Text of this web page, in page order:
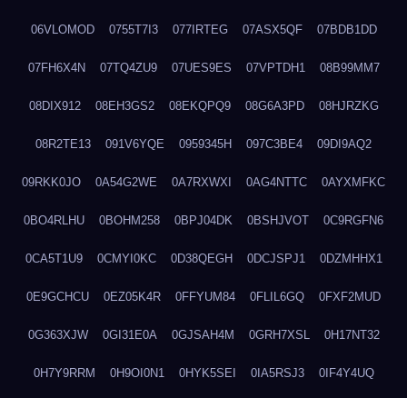
06VLOMOD 0755T7I3 077IRTEG 07ASX5QF 07BDB1DD
07FH6X4N 07TQ4ZU9 07UES9ES 07VPTDH1 08B99MM7
08DIX912 08EH3GS2 08EKQPQ9 08G6A3PD 08HJRZKG
08R2TE13 091V6YQE 0959345H 097C3BE4 09DI9AQ2
09RKK0JO 0A54G2WE 0A7RXWXI 0AG4NTTC 0AYXMFKC
0BO4RLHU 0BOHM258 0BPJ04DK 0BSHJVOT 0C9RGFN6
0CA5T1U9 0CMYI0KC 0D38QEGH 0DCJSPJ1 0DZMHHX1
0E9GCHCU 0EZ05K4R 0FFYUM84 0FLIL6GQ 0FXF2MUD
0G363XJW 0GI31E0A 0GJSAH4M 0GRH7XSL 0H17NT32
0H7Y9RRM 0H9OI0N1 0HYK5SEI 0IA5RSJ3 0IF4Y4UQ